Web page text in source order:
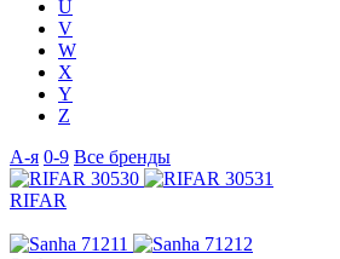
U
V
W
X
Y
Z
А-я 0-9 Все бренды
RIFAR